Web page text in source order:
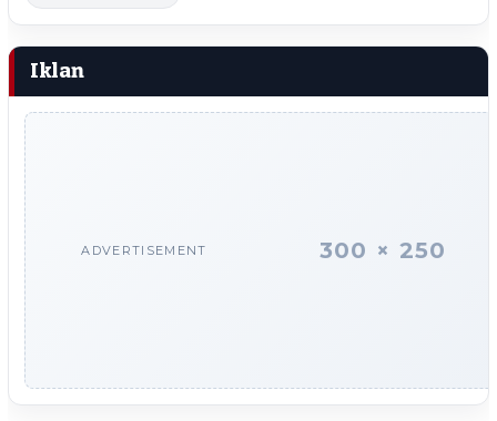
Iklan
ADVERTISEMENT 300 × 250